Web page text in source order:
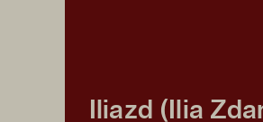
Iliazd (Ilia